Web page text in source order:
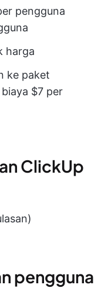
pengguna
harga
ke paket
$7 per
ClickUp
pengguna